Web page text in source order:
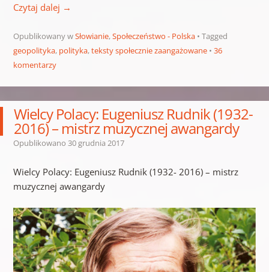
Czytaj dalej →
Opublikowany wSłowianie,Społeczeństwo - Polska
Tagged
geopolityka, polityka,teksty społecznie zaangażowane
36
komentarzy
Wielcy Polacy: Eugeniusz Rudnik (1932-
2016) – mistrz muzycznej awangardy
Opublikowano 30 grudnia 2017
Wielcy Polacy: Eugeniusz Rudnik (1932- 2016) – mistrz
muzycznej awangardy